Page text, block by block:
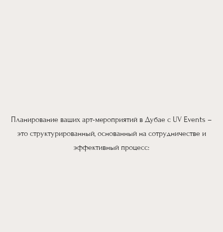
Планирование ваших арт-мероприятий в Дубае с UV Events –
это структурированный, основанный на сотрудничестве и
эффективный процесс: